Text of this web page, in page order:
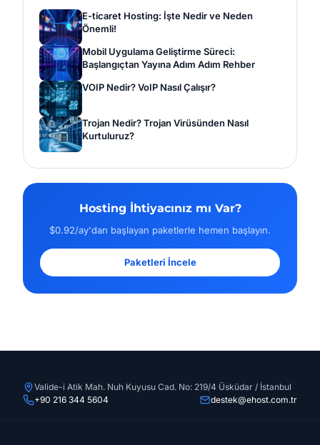
E-ticaret Hosting: İşte Nedir ve Neden
Önemli!
Mobil Uygulama Geliştirme Süreci:
Başlangıçtan Yayına Adım Adım Rehber
VOIP Nedir? VoIP Nasıl Çalışır?
Trojan Nedir? Trojan Virüsünden Nasıl
Kurtuluruz?
Hosting İhtiyacınız mı Var?
$0.92/ay'dan başlayan paketlerle hemen başlayın.
Paketleri İncele
Valide-i Atik Mah. Nuh Kuyusu Cad. No: 219/4 Üsküdar / İstanbul
+90 216 344 5604
destek@ehost.com.tr